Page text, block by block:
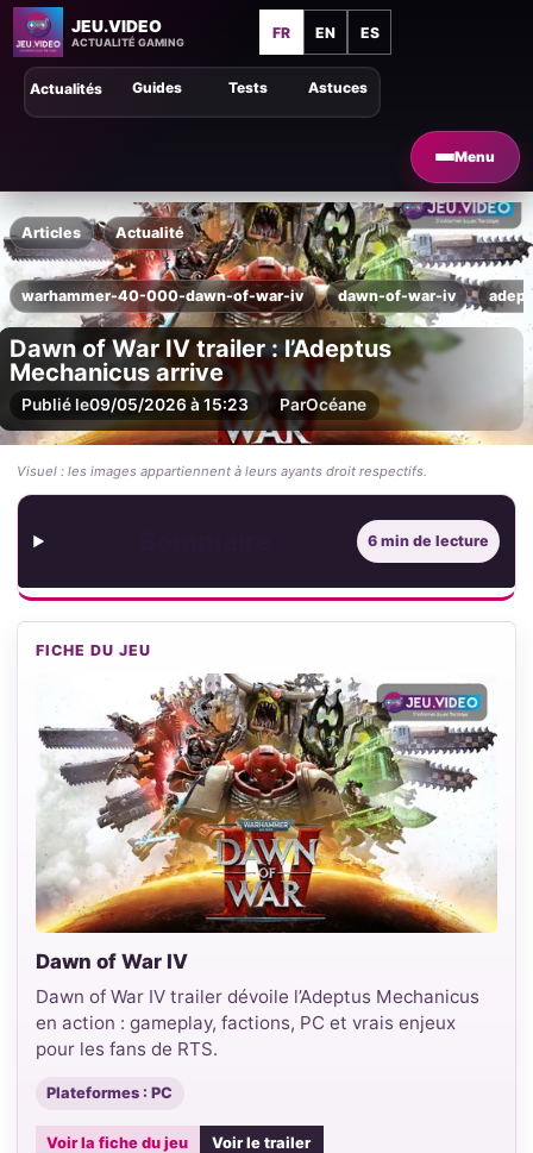
JEU.VIDEO
ACTUALITÉ GAMING
FR EN ES
Menu
Astuces
Guides Tests
Actualités
Articles Actualité
warhammer-40-000-dawn-of-war-iv dawn-of-war-iv
Dawn of War IV trailer : l’Adeptus
Mechanicus arrive
Publié le09/05/2026 à 15:23 ParOcéane
Visuel : les images appartiennent à leurs ayants droit respectifs.
6 min de lecture
FICHE DU JEU
Dawn of War IV
Dawn of War IV trailer dévoile l’Adeptus Mechanicus
en action : gameplay, factions, PC et vrais enjeux
pour les fans de RTS.
Plateformes : PC
Voir la fiche du jeu Voir le trailer